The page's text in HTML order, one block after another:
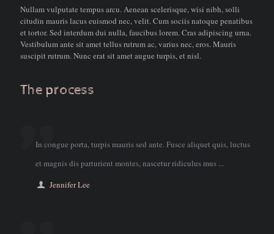
Nullam vulputate tempus arcu. Aenean scelerisque, wisi nibh, solli
citudin mauris lacus euismod nec, velit. Cum sociis natoque penatibus
et tortor. Sed interdum dui nulla, faucibus lorem. Cras adipiscing urna.
Vestibulum ante sit amet tellus rutrum ac, varius nec, eros. Mauris
suscipit rutrum. Nunc erat sit amet augue turpis, et nisl.
The process
In congue porta, turpis mauris sed ante. Fusce aliquet quis, luctus
et magnis dis parturient montes, nascetur ridiculus mus ...
Jennifer Lee